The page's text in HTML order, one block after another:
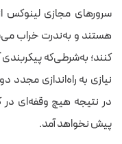
سرورهای مجازی لینوکس
هستند و به‌ندرت خراب
کنند؛ به‌شرطی‌که
نیازی به راه‌اندازی مجدد
در نتیجه هیچ وقفه‌ای
پیش نخواهد آمد.